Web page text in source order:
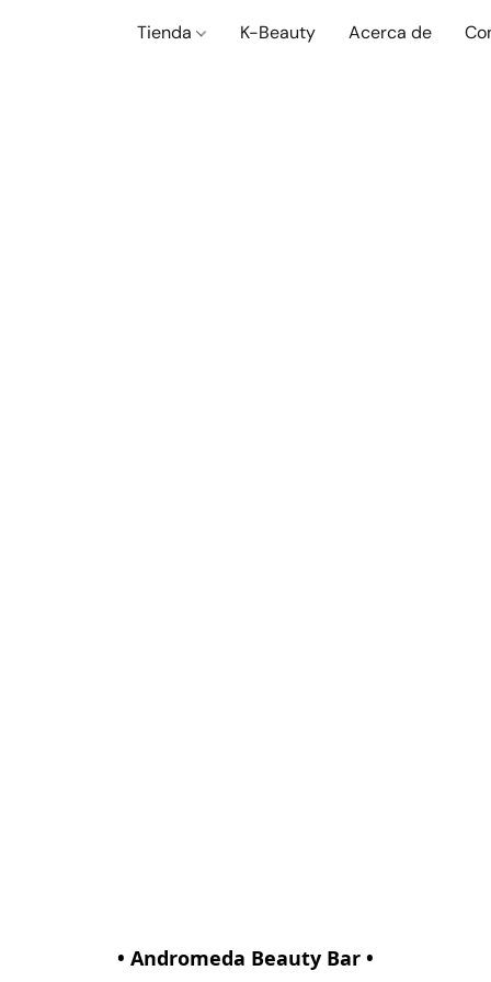
Tienda K-Beauty Acerca de
• Andromeda Beauty Bar •